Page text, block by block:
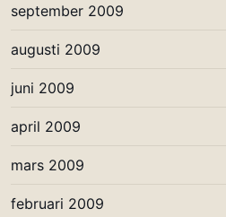
september 2009
augusti 2009
juni 2009
april 2009
mars 2009
februari 2009